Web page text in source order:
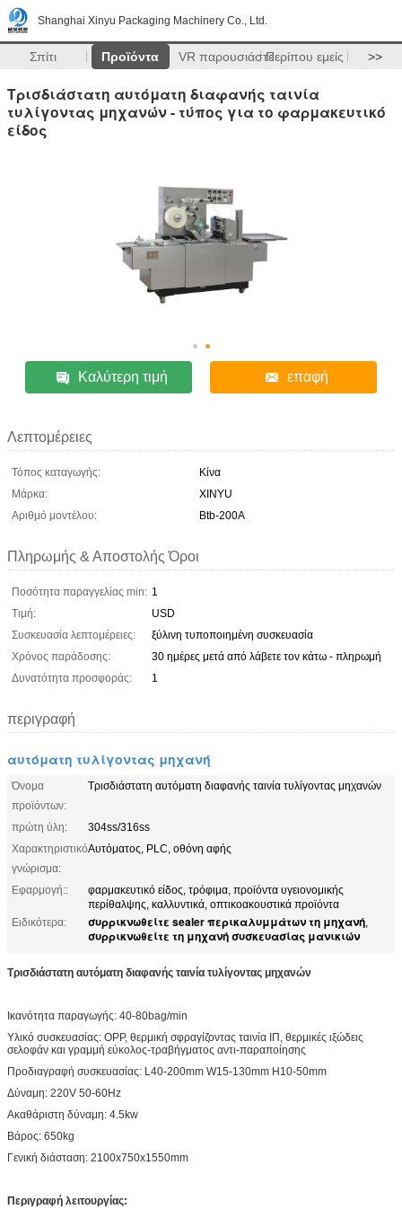
Shanghai Xinyu Packaging Machinery Co., Ltd.
Σπίτι Προϊόντα VR παρουσιάστεΠερίπου εμείς >>
Τρισδιάστατη αυτόματη διαφανής ταινία
τυλίγοντας μηχανών - τύπος για το φαρμακευτικό
είδος
Καλύτερη τιμή επαφή
Λεπτομέρειες
Τόπος καταγωγής:
Κίνα
Μάρκα:
XINYU
Αριθμό μοντέλου:
Btb-200A
Πληρωμής & Αποστολής Όροι
Ποσότητα παραγγελίας min: 1
Τιμή:
USD
Συσκευασία λεπτομέρειες:
ξύλινη τυποποιημένη συσκευασία
Χρόνος παράδοσης:
30 ημέρες μετά από λάβετε τον κάτω - πληρωμή
Δυνατότητα προσφοράς:
1
περιγραφή
αυτόματη τυλίγοντας μηχανή
Όνομα
προϊόντων:
Τρισδιάστατη αυτόματη διαφανής ταινία τυλίγοντας μηχανών
πρώτη ύλη:
304ss/316ss
Χαρακτηριστικό
γνώρισμα:
Αυτόματος, PLC, οθόνη αφής
Εφαρμογή::
φαρμακευτικό είδος, τρόφιμα, προϊόντα υγειονομικής
περίθαλψης, καλλυντικά, οπτικοακουστικά προϊόντα
Ειδικότερα:
συρρικνωθείτε sealer περικαλυμμάτων τη μηχανή,
συρρικνωθείτε τη μηχανή συσκευασίας μανικιών
Τρισδιάστατη αυτόματη διαφανής ταινία τυλίγοντας μηχανών
Ικανότητα παραγωγής: 40-80bag/min
Υλικό συσκευασίας: OPP, θερμική σφραγίζοντας ταινία ΙΠ, θερμικές ιξώδεις
σελοφάν και γραμμή εύκολος-τραβήγματος αντι-παραποίησης
Προδιαγραφή συσκευασίας: L40-200mm W15-130mm H10-50mm
Δύναμη: 220V 50-60Hz
Ακαθάριστη δύναμη: 4.5kw
Βάρος: 650kg
Γενική διάσταση: 2100x750x1550mm
Περιγραφή λειτουργίας: